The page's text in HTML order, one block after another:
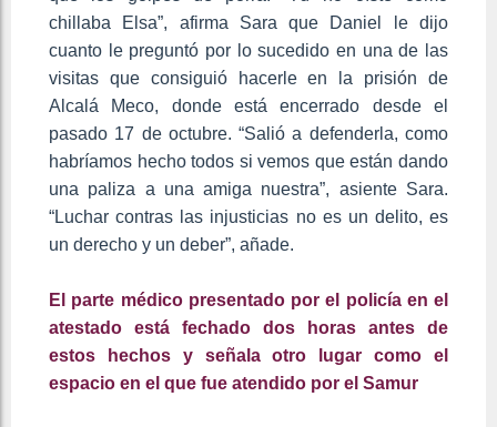
chillaba Elsa”, afirma Sara que Daniel le dijo
cuanto le preguntó por lo sucedido en una de las
visitas que consiguió hacerle en la prisión de
Alcalá Meco, donde está encerrado desde el
pasado 17 de octubre. “Salió a defenderla, como
habríamos hecho todos si vemos que están dando
una paliza a una amiga nuestra”, asiente Sara.
“Luchar contras las injusticias no es un delito, es
un derecho y un deber”, añade.
El parte médico presentado por el policía en el
atestado está fechado dos horas antes de
estos hechos y señala otro lugar como el
espacio en el que fue atendido por el Samur